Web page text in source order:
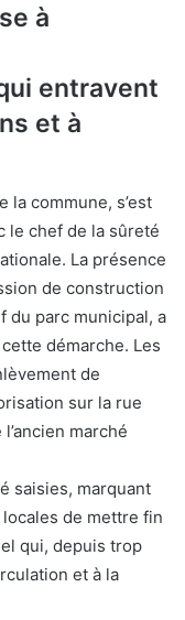
à
entravent
et à
la commune, s’est
le chef de la sûreté
La présence
de construction
du parc municipal, a
démarche. Les
de
sur la rue
marché
saisies, marquant
de mettre fin
qui, depuis trop
et à la